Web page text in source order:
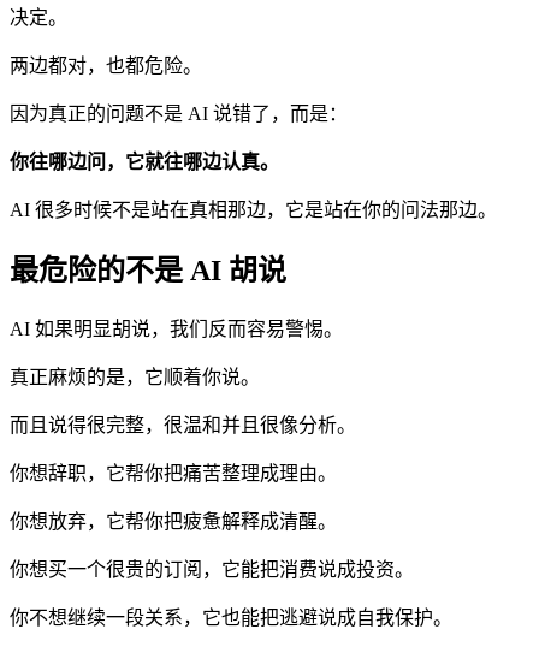
决定。
两边都对，也都危险。
因为真正的问题不是 AI 说错了，而是：
你往哪边问，它就往哪边认真。
AI 很多时候不是站在真相那边，它是站在你的问法那边。
最危险的不是 AI 胡说
AI 如果明显胡说，我们反而容易警惕。
真正麻烦的是，它顺着你说。
而且说得很完整，很温和并且很像分析。
你想辞职，它帮你把痛苦整理成理由。
你想放弃，它帮你把疲惫解释成清醒。
你想买一个很贵的订阅，它能把消费说成投资。
你不想继续一段关系，它也能把逃避说成自我保护。